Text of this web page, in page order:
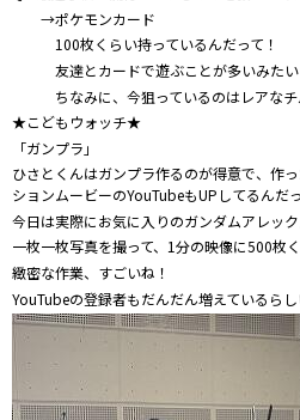
→ポケモンカード
100枚くらい持っているんだって！
友達とカードで遊ぶことが多いみたい
ちなみに、今狙っているのはレアなチ
★こどもウォッチ★
「ガンプラ」
ひさとくんはガンプラ作るのが得意で、作
ションムービーのYouTubeもUPしてるんだ
今日は実際にお気に入りのガンダムアレック
一枚一枚写真を撮って、1分の映像に500枚
緻密な作業、すごいね！
YouTubeの登録者もだんだん増えているら